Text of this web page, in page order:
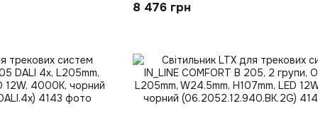
опаловий/білий
8 476 грн